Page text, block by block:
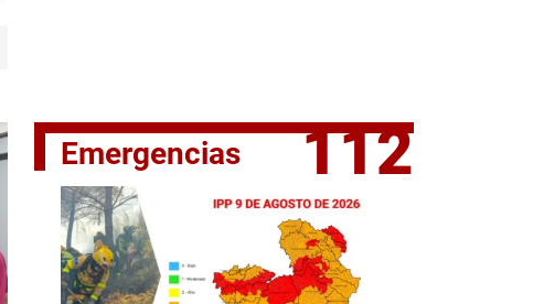
II Vuelta Ciclista CLM LEADER
Emergencias 112